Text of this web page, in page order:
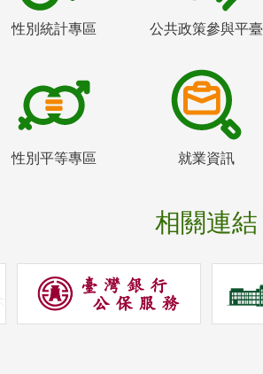
性別統計專區 公共政策參與平臺
性別平等專區 就業資訊
相關連結